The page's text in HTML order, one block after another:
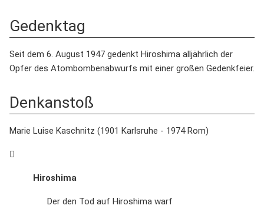
Gedenktag
Seit dem 6. August 1947 gedenkt Hiroshima alljährlich der
Opfer des Atombombenabwurfs mit einer großen Gedenkfeier.
Denkanstoß
Marie Luise Kaschnitz (1901 Karlsruhe - 1974 Rom)
Hiroshima
Der den Tod auf Hiroshima warf